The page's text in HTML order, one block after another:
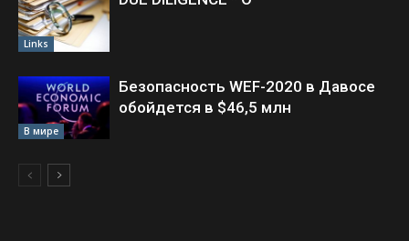
Links
В мире
Безопасность WEF-2020 в Давосе
обойдется в $46,5 млн